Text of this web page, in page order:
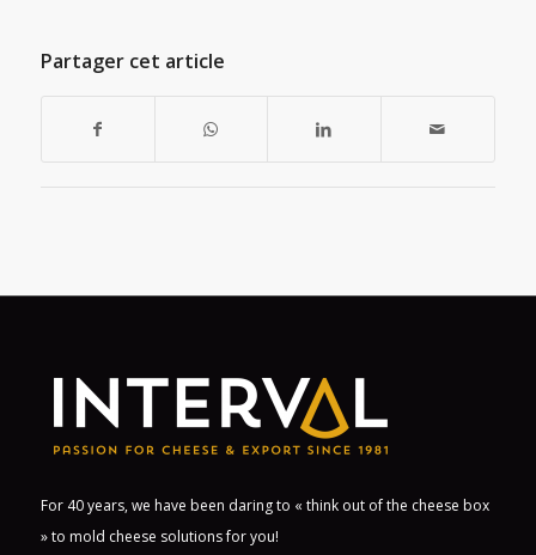
Partager cet article
For 40 years, we have been daring to « think out of the cheese box
» to mold cheese solutions for you!